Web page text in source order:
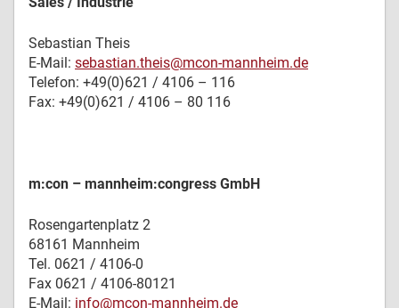
Sebastian Theis
E-Mail: sebastian.theis@mcon-mannheim.de
Telefon: +49(0)621 / 4106 – 116
Fax: +49(0)621 / 4106 – 80 116
m:con – mannheim:congress GmbH
Rosengartenplatz 2
68161 Mannheim
Tel. 0621 / 4106-0
Fax 0621 / 4106-80121
E-Mail: info@mcon-mannheim.de